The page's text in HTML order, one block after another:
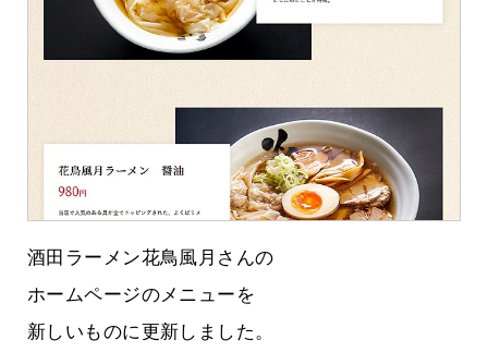
酒田ラーメン花鳥風月さんの
ホームページのメニューを
新しいものに更新しました。